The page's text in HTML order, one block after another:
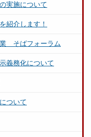
実施について
紹介します！
そばフォーラム
義務化について
ついて